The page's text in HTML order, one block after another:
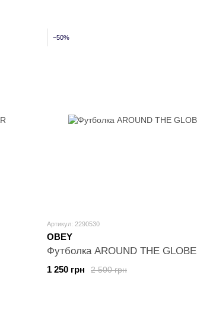
−50%
Артикул: 2290530
OBEY
Футболка AROUND THE GLOBE
2 500 грн
1 250 грн